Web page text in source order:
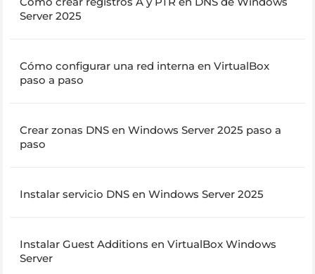
Server 2025
Cómo configurar una red interna en VirtualBox
paso a paso
Crear zonas DNS en Windows Server 2025 paso a
paso
Instalar servicio DNS en Windows Server 2025
Instalar Guest Additions en VirtualBox Windows
Server